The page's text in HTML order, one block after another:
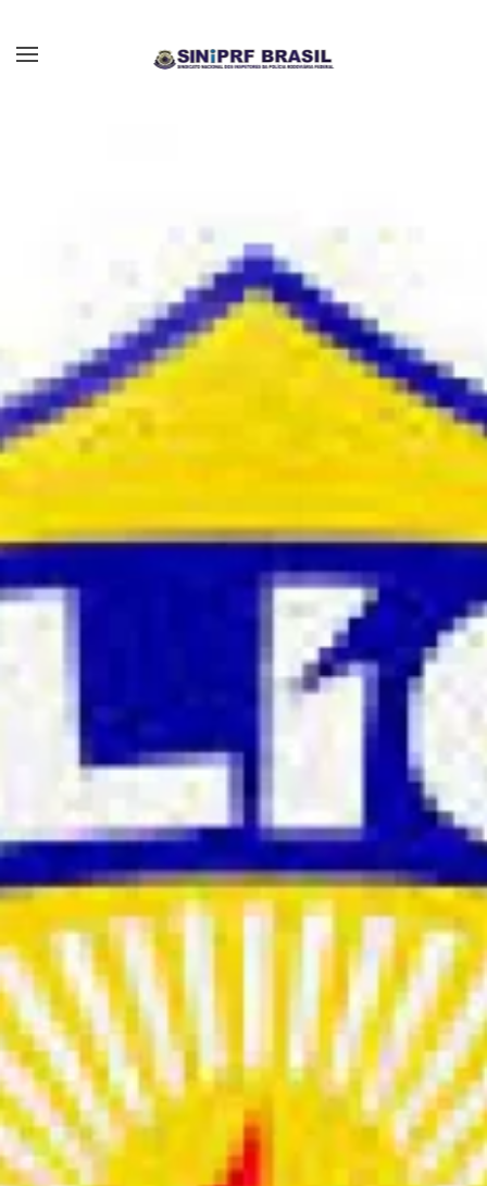
Skip to main content